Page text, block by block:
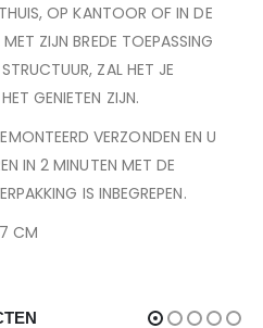
OP KANTOOR OF IN DE
ZIJN BREDE TOEPASSING
ZAL HET JE
GENIETEN ZIJN.
VERZONDEN EN U
IN 2 MINUTEN MET DE
IS INBEGREPEN.
CM